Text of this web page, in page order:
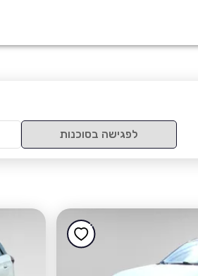
לפגישה בסוכנות